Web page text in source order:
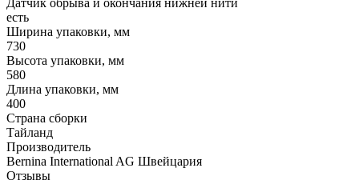
Датчик обрыва и окончания нижней нити
есть
Ширина упаковки, мм
730
Высота упаковки, мм
580
Длина упаковки, мм
400
Страна сборки
Тайланд
Производитель
Bernina International AG Швейцария
Отзывы